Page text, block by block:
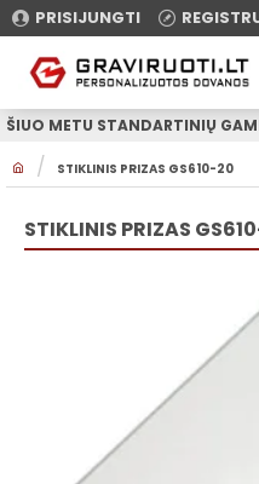
PRISIJUNGTI
O
E
STIKLINIS PRIZAS GS610-20
ŠIUO METU STANDARTINIŲ
STIKLINIS PRIZAS